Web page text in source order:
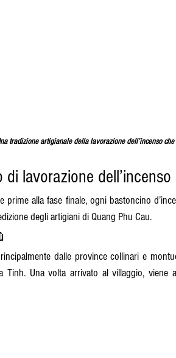
tradizione artigianale della lavorazione dell’incenso
di lavorazione dell’incenso
prime alla fase finale, ogni bastoncino
degli artigiani di Quang Phu Cau.
dalle province collinari e
Tinh. Una volta arrivato al villaggio, viene